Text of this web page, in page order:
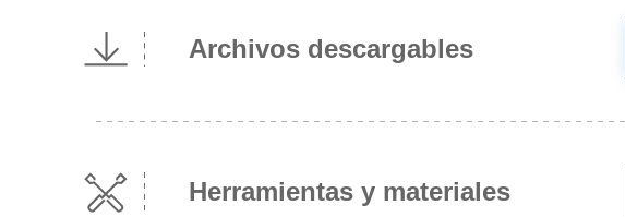
Archivos descargables
Herramientas y materiales